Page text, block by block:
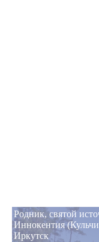
Родник, святой
Иннокентия
Иркутск